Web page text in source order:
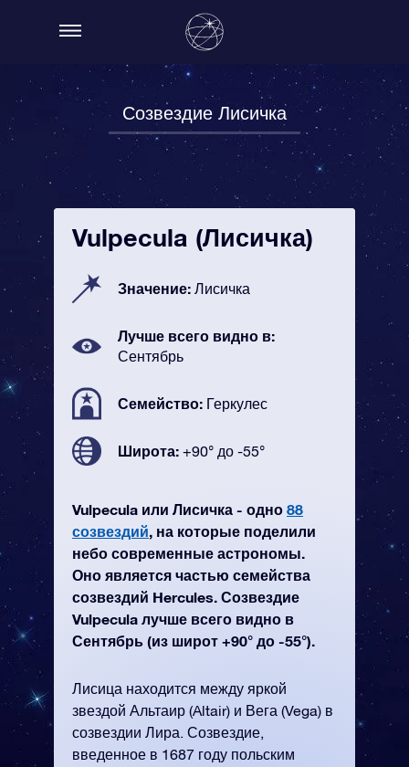
Созвездие Лисичка
Vulpecula (Лисичка)
Значение: Лисичка
Лучше всего видно в:
Сентябрь
Семейство: Геркулес
Широта: +90° до -55°
Vulpecula или Лисичка - одно 88
созвездий, на которые поделили
небо современные астрономы.
Оно является частью семейства
созвездий Hercules. Созвездие
Vulpecula лучше всего видно в
Сентябрь (из широт +90° до -55°).
Лисица находится между яркой
звездой Альтаир (Altair) и Вега (Vega) в
созвездии Лира. Созвездие,
введенное в 1687 году польским